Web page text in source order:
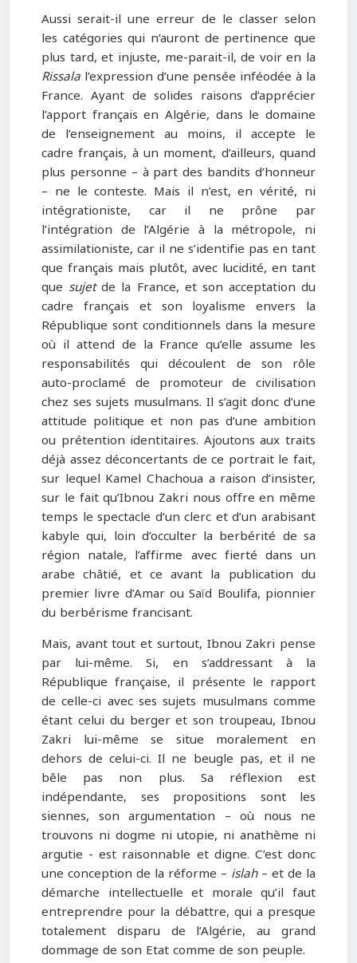
Aussi serait-il une erreur de le classer selon
les catégories qui n’auront de pertinence que
plus tard, et injuste, me-parait-il, de voir en la
Rissala l’expression d’une pensée inféodée à la
France. Ayant de solides raisons d’apprécier
l’apport français en Algérie, dans le domaine
de l’enseignement au moins, il accepte le
cadre français, à un moment, d’ailleurs, quand
plus personne – à part des bandits d’honneur
– ne le conteste. Mais il n’est, en vérité, ni
intégrationiste, car il ne prône par
l’intégration de l’Algérie à la métropole, ni
assimilationiste, car il ne s’identifie pas en tant
que français mais plutôt, avec lucidité, en tant
que sujetde la France, et son acceptation du
cadre français et son loyalisme envers la
République sont conditionnels dans la mesure
où il attend de la France qu’elle assume les
responsabilités qui découlent de son rôle
auto-proclamé de promoteur de civilisation
chez ses sujets musulmans. Il s’agit donc d’une
attitude politique et non pas d’une ambition
ou prétention identitaires. Ajoutons aux traits
déjà assez déconcertants de ce portrait le fait,
sur lequel Kamel Chachoua a raison d’insister,
sur le fait qu’Ibnou Zakri nous offre en même
temps le spectacle d’un clerc et d’un arabisant
kabyle qui, loin d’occulter la berbérité de sa
région natale, l’affirme avec fierté dans un
arabe châtié, et ce avant la publication du
premier livre d’Amar ou Saïd Boulifa, pionnier
du berbérisme francisant.
Mais, avant tout et surtout, Ibnou Zakri pense
par lui-même. Si, en s’addressant à la
République française, il présente le rapport
de celle-ci avec ses sujets musulmans comme
étant celui du berger et son troupeau, Ibnou
Zakri lui-même se situe moralement en
dehors de celui-ci. Il ne beugle pas, et il ne
bêle pas non plus. Sa réflexion est
indépendante, ses propositions sont les
siennes, son argumentation – où nous ne
trouvons ni dogme ni utopie, ni anathème ni
argutie - est raisonnable et digne. C’est donc
une conception de la réforme – islah– et de la
démarche intellectuelle et morale qu’il faut
entreprendre pour la débattre, qui a presque
totalement disparu de l’Algérie, au grand
dommage de son Etat comme de son peuple.